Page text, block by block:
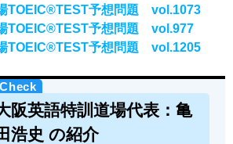
TOEIC®TEST予想問題 vol.1073
TOEIC®TEST予想問題 vol.977
TOEIC®TEST予想問題 vol.1205
阪英語特訓道場代表：亀
浩史 の紹介